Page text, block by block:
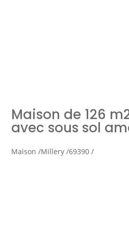
Rejoindre Weloge
Maison de 126
avec sous sol
Maison /Millery /69390 /